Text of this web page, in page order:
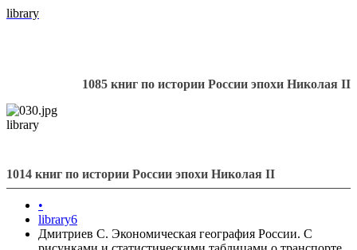
library
1085 книг по истории России эпохи Николая II
library
1014 книг по истории России эпохи Николая II
•
library6
Дмитриев С. Экономическая география России. С